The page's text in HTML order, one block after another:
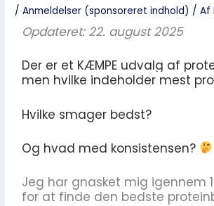
/Anmeldelser (sponsoreret indhold) / Af
Opdateret: 22. august 2025
Der er et KÆMPE udvalg af
men hvilke indeholder mest
Hvilke smager bedst?
Og hvad med konsistensen?
Jeg har gnasket mig igennem
for at finde den bedste